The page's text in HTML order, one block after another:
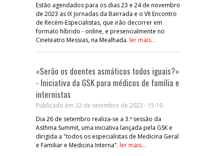
Estão agendados para os dias 23 e 24 de novembro
de 2023 as IX Jornadas da Bairrada e o VII Encontro
de Recém-Especialistas, que irão decorrer em
formato híbrido - online, e presencialmente no
Cineteatro Messias, na Mealhada. ler mais...
«Serão os doentes asmáticos todos iguais?»
- Iniciativa da GSK para médicos de família e
internistas
Publicado em 22 de setembro de 2023 - 15:10
Dia 26 de setembro realiza-se a 3.ª sessão da
Asthma Summit, uma iniciativa lançada pela GSK e
dirigida a "todos os especialistas de Medicina Geral
e Familiar e Medicina Interna". ler mais...